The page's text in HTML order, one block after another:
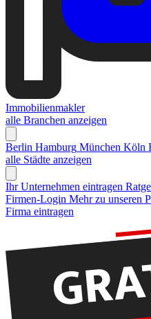
Immobilienmakler
alle Branchen anzeigen
Berlin Hamburg München Köln
alle Städte anzeigen
Ihr Unternehmen eintragen
Firmen-Login Mehr zu unseren
Firma eintragen